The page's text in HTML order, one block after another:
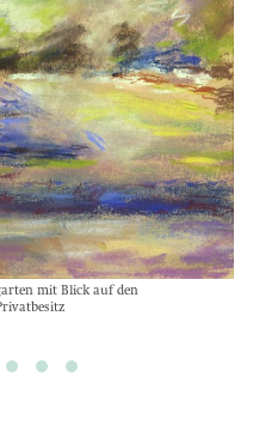
mit Blick auf den